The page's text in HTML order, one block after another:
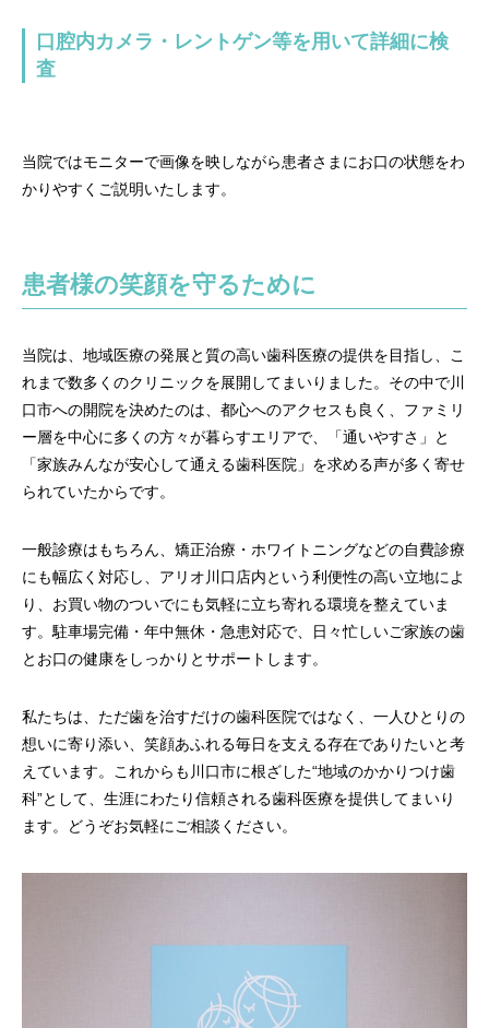
口腔内カメラ・レントゲン等を用いて詳細に検
査
当院ではモニターで画像を映しながら患者さまにお口の状態をわ
かりやすくご説明いたします。
患者様の笑顔を守るために
当院は、地域医療の発展と質の高い歯科医療の提供を目指し、こ
れまで数多くのクリニックを展開してまいりました。その中で川
口市への開院を決めたのは、都心へのアクセスも良く、ファミリ
ー層を中心に多くの方々が暮らすエリアで、「通いやすさ」と
「家族みんなが安心して通える歯科医院」を求める声が多く寄せ
られていたからです。
一般診療はもちろん、矯正治療・ホワイトニングなどの自費診療
にも幅広く対応し、アリオ川口店内という利便性の高い立地によ
り、お買い物のついでにも気軽に立ち寄れる環境を整えていま
す。駐車場完備・年中無休・急患対応で、日々忙しいご家族の歯
とお口の健康をしっかりとサポートします。
私たちは、ただ歯を治すだけの歯科医院ではなく、一人ひとりの
想いに寄り添い、笑顔あふれる毎日を支える存在でありたいと考
えています。これからも川口市に根ざした“地域のかかりつけ歯
科”として、生涯にわたり信頼される歯科医療を提供してまいり
ます。どうぞお気軽にご相談ください。